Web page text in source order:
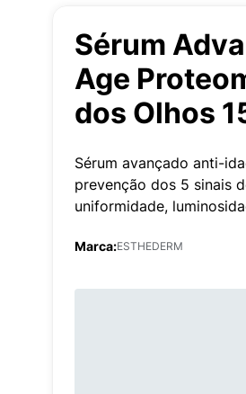
Sérum
Age
dos Olhos
Sérum avançado anti-
prevenção dos 5 sinais
uniformidade,
Marca:ESTHEDERM